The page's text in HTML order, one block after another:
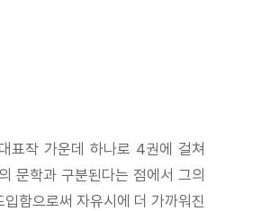
표작 가운데 하나로 4권에 걸쳐
문학과 구분된다는 점에서 그의
입함으로써 자유시에 더 가까워진